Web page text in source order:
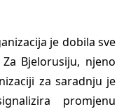
je dobila sve
Bjelorusiju, njeno
za saradnju je
promjenu